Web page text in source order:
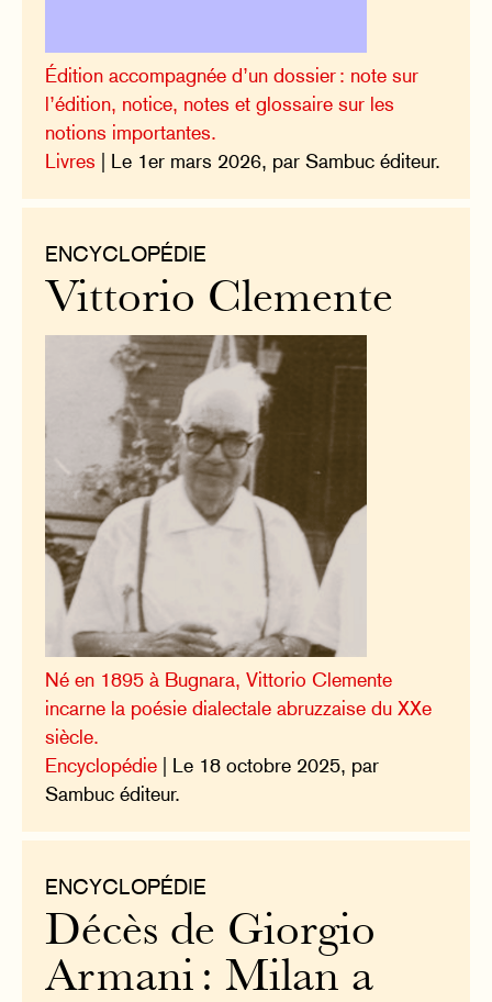
Édition accompagnée d’un dossier : note sur
l’édition, notice, notes et glossaire sur les
notions importantes.
Livres | Le 1er mars 2026, par Sambuc éditeur.
ENCYCLOPÉDIE
Vittorio Clemente
Né en 1895 à Bugnara, Vittorio Clemente
incarne la poésie dialectale abruzzaise du XXe
siècle.
Encyclopédie | Le 18 octobre 2025, par
Sambuc éditeur.
ENCYCLOPÉDIE
Décès de Giorgio
Armani : Milan a